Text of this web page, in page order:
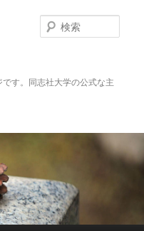
す。同志社大学の公式な主
索